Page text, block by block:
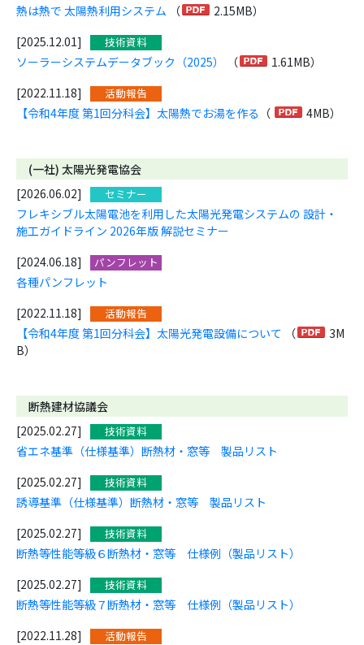
熱は熱で 太陽熱利用システム （
2.15MB）
[2025.12.01]
技術資料
ソーラーシステムデータブック（2025） （
1.61MB）
[2022.11.18]
活動報告
【令和4年度 第1回分科会】太陽熱でお湯を作る （ 4MB）
(一社) 太陽光発電協会
[2026.06.02]
セミナー
フレキシブル太陽電池を利用した太陽光発電システムの 設計・
施工ガイドライン 2026年版 解説セミナー
[2024.06.18]
パンフレット
各種パンフレット
[2022.11.18]
活動報告
【令和4年度 第1回分科会】太陽光発電設備について （
3M
B）
断熱建材協議会
[2025.02.27]
技術資料
省エネ基準（仕様基準）断熱材・窓等 製品リスト
[2025.02.27]
技術資料
誘導基準（仕様基準）断熱材・窓等 製品リスト
[2025.02.27]
技術資料
断熱等性能等級６断熱材・窓等 仕様例（製品リスト）
[2025.02.27]
技術資料
断熱等性能等級７断熱材・窓等 仕様例（製品リスト）
[2022.11.28]
活動報告